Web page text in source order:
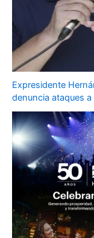
Expresidente
denuncia ataques a